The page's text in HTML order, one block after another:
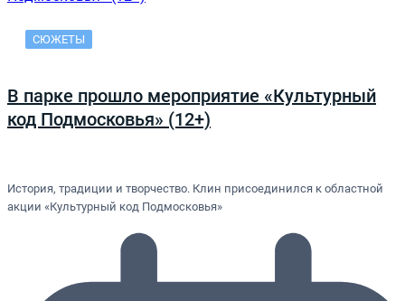
СЮЖЕТЫ
В парке прошло мероприятие «Культурный
код Подмосковья» (12+)
История, традиции и творчество. Клин присоединился к областной
акции «Культурный код Подмосковья»